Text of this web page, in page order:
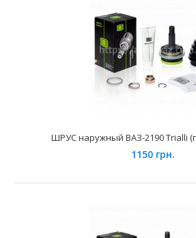
ШРУС наружный ВАЗ-
ШРУС наружный ВАЗ-2190 Trialli
1150 грн.